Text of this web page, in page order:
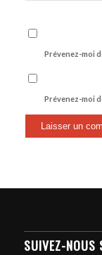
Prévenez-moi
Prévenez-moi
SUIVEZ-NOUS